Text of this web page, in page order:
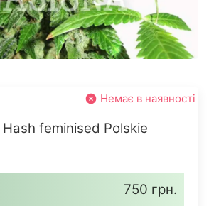
Немає в наявності
feminised Polskie
750 грн.